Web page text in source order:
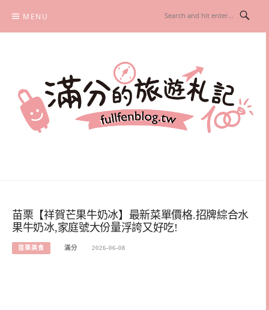
content
MENU
苗栗【祥賀芒果牛奶冰】最新菜單價格.招牌綜合水
果牛奶冰,家庭號大份量浮誇又好吃!
苗栗美食 滿分 2026-06-08